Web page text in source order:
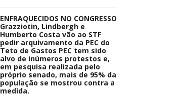
ENFRAQUECIDOS NO CONGRESSO
Grazziotin, Lindbergh e
Humberto Costa vão ao STF
pedir arquivamento da PEC do
Teto de Gastos PEC tem sido
alvo de inúmeros protestos e,
em pesquisa realizada pelo
próprio senado, mais de 95% da
população se mostrou contra a
medida.